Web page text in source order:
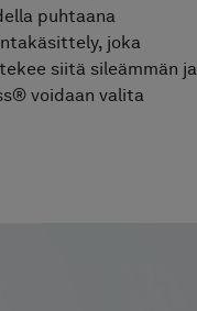
puhtaana
joka
siitä sileämmän ja
voidaan valita